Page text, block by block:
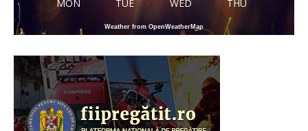
MON TUE WED THU
Weather from OpenWeatherMap